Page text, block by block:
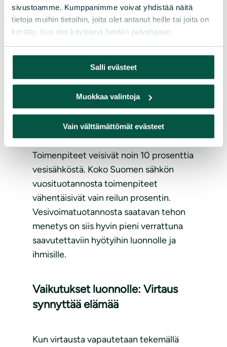
sivustoamme. Kumppanimme voivat yhdistää näitä
tietoja muihin tietoihin, joita olet antanut heille tai joita on
kerätty, kun olet käyttänyt heidän palvelujaan.
Salli evästeet
Muokkaa valintoja
Vain välttämättömät evästeet
Suomea keskiajalle
poissa sähköntuotannosta, sillä
kalatiessä vesi virtaa turbiinien ohi.
Ekologisen virtaaman määrä riippuu
joesta ja voimalaitoksesta. Se on 5-30 %
joesta riippuen.
Toimenpiteet veisivät noin 10 prosenttia
vesisähköstä. Koko Suomen sähkön
vuosituotannosta toimenpiteet
vähentäisivät vain reilun prosentin.
Vesivoimatuotannosta saatavan tehon
menetys on siis hyvin pieni verrattuna
saavutettaviin hyötyihin luonnolle ja
ihmisille.
Vaikutukset luonnolle: Virtaus
synnyttää elämää
Kun virtausta vapautetaan tekemällä